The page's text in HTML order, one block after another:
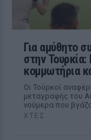
Για αμύθητο
στην
κομμωτήρια
Οι Τούρκοί
μεταγραφής του
νούμερα που
ΧΤΕΣ